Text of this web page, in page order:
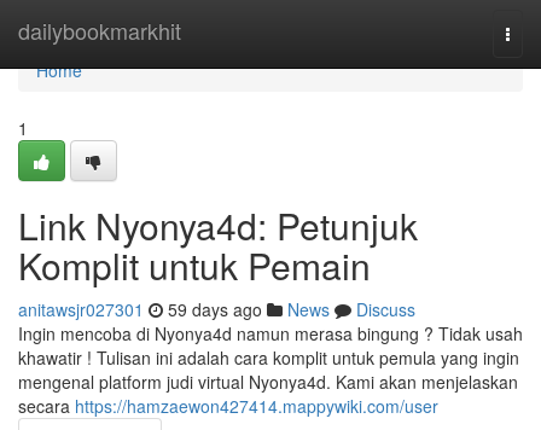
dailybookmarkhit
Home
Home
1
Link Nyonya4d: Petunjuk
Komplit untuk Pemain
anitawsjr027301 59 days ago News
Discuss
Ingin mencoba di Nyonya4d namun merasa bingung ? Tidak usah
khawatir ! Tulisan ini adalah cara komplit untuk pemula yang ingin
mengenal platform judi virtual Nyonya4d. Kami akan menjelaskan
secara https://hamzaewon427414.mappywiki.com/user